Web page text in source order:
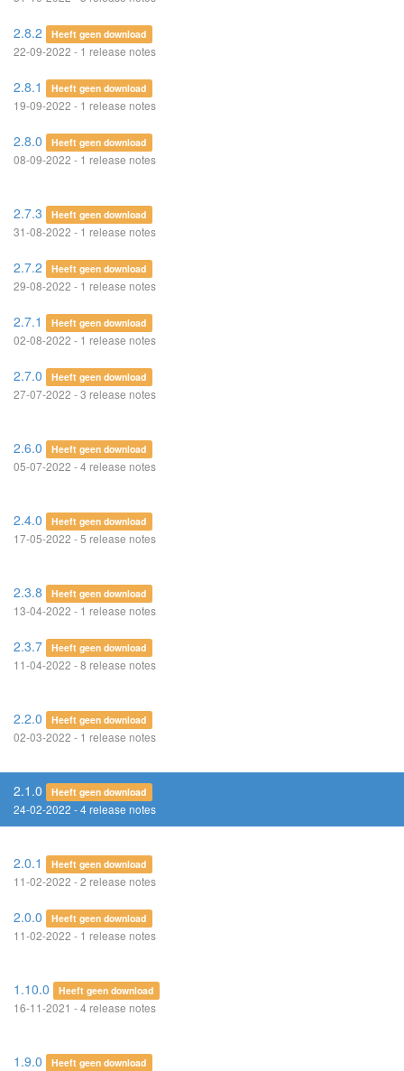
2.8.2 Heeft geen download
22-09-2022 - 1 release notes
2.8.1 Heeft geen download
19-09-2022 - 1 release notes
2.8.0 Heeft geen download
08-09-2022 - 1 release notes
2.7.3 Heeft geen download
31-08-2022 - 1 release notes
2.7.2 Heeft geen download
29-08-2022 - 1 release notes
2.7.1 Heeft geen download
02-08-2022 - 1 release notes
2.7.0 Heeft geen download
27-07-2022 - 3 release notes
2.6.0 Heeft geen download
05-07-2022 - 4 release notes
2.4.0 Heeft geen download
17-05-2022 - 5 release notes
2.3.8 Heeft geen download
13-04-2022 - 1 release notes
2.3.7 Heeft geen download
11-04-2022 - 8 release notes
2.2.0 Heeft geen download
02-03-2022 - 1 release notes
2.1.0 Heeft geen download
24-02-2022 - 4 release notes
2.0.1 Heeft geen download
11-02-2022 - 2 release notes
2.0.0 Heeft geen download
11-02-2022 - 1 release notes
1.10.0 Heeft geen download
16-11-2021 - 4 release notes
1.9.0 Heeft geen download